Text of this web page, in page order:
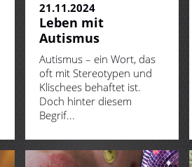
21.11.2024
Leben mit
Autismus
Autismus – ein Wort, das
oft mit Stereotypen und
Klischees behaftet ist.
Doch hinter diesem
Begrif...